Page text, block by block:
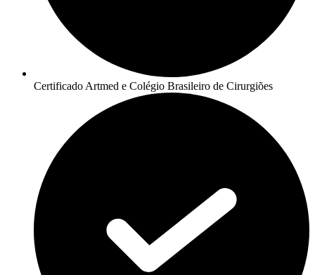
Certificado Artmed e Colégio Brasileiro de Cirurgiões